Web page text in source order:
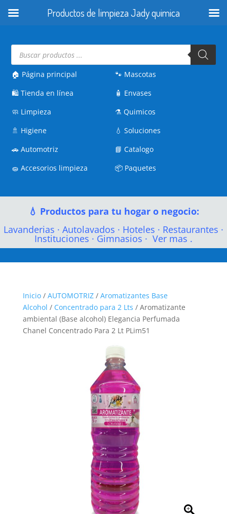
Búsqueda
productos
🏠 Página principal
🛍️Tienda en línea
🧼 Limpieza
🚿 Higiene
🚗Automotriz
🧽Accesorios limpieza
🐾 Mascotas
🧴 Envases
⚗️Quimicos
💧Soluciones
📘Catalogo
📦 Paquetes
💧 Productos para tu hogar o negocio:
Lavanderias · Autolavados · Hoteles · Restaurantes ·
Instituciones · Gimnasios · Ver mas .
Inicio/ AUTOMOTRIZ/ Aromatizantes Base
Alcohol / Concentrado para 2 Lts / Aromatizante
ambiental (Base alcohol) Elegancia Perfumada
Chanel Concentrado Para 2 Lt PLim51
Productos de limpieza Jady quimica